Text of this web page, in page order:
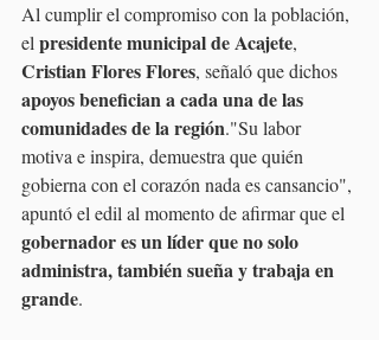
Al cumplir el compromiso con la población,
el presidente municipal de Acajete,
Cristian Flores Flores, señaló que dichos
apoyos benefician a cada una de las
comunidades de la región."Su labor
motiva e inspira, demuestra que quién
gobierna con el corazón nada es cansancio",
apuntó el edil al momento de afirmar que el
gobernador es un líder que no solo
administra, también sueña y trabaja en
grande.